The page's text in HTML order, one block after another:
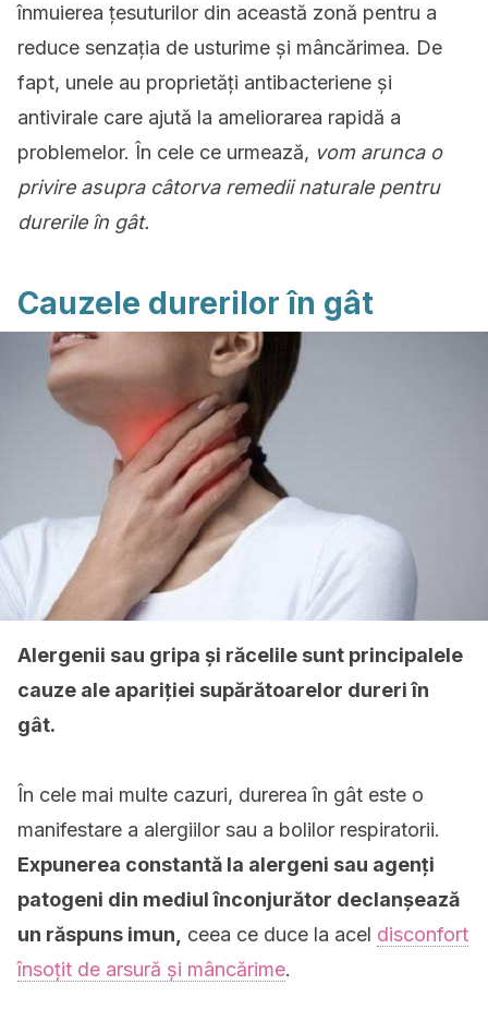
înmuierea țesuturilor din această zonă pentru a
reduce senzația de usturime și mâncărimea. De
fapt, unele au proprietăți antibacteriene și
antivirale care ajută la ameliorarea rapidă a
problemelor. În cele ce urmează, vom arunca o
privire asupra câtorva remedii naturale pentru
durerile în gât.
Cauzele durerilor în gât
Alergenii sau gripa și răcelile sunt principalele
cauze ale apariției supărătoarelor dureri în
gât.
În cele mai multe cazuri, durerea în gât este o
manifestare a alergiilor sau a bolilor respiratorii.
Expunerea constantă la alergeni sau agenți
patogeni din mediul înconjurător declanșează
un răspuns imun,
ceea ce duce la acel disconfort
însoțit de arsură și mâncărime.